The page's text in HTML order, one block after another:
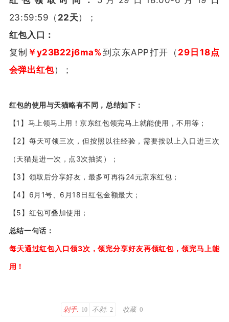
23:59:59（ 22天）；
红包入口：
复制 ￥y23B22j6ma%到京东APP打开（ 29日18点
会弹出红包）；
红包的使用与天猫略有不同，总结如下：
【1】马上领马上用！京东红包领完马上就能使用，不用等；
【2】每天可领三次，但按照以往经验，需要按以上入口进三次
（天猫是进一次，点3次抽奖）；
【3】领取后分享好友，最多可再得24元京东红包；
【4】6月1号、6月18日红包金额最大；
【5】红包可叠加使用；
总结一句话：
每天通过红包入口领3次，领完分享好友再领红包，领完马上能
用！
剁手: 10 不剁: 2 收藏 0